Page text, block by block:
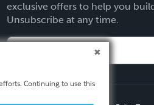
exclusive offers to help you
Unsubscribe at any time.
Continuing to use this